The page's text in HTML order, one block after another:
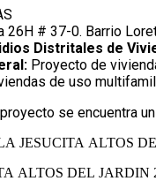
26H # 37-0. Barrio
Distritales de
Proyecto de
de uso
proyecto se encuentra